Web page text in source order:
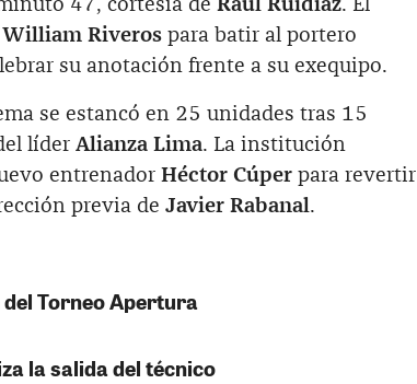
47, cortesía de Raúl Ruidíaz. El
William Riveros para batir al portero
su anotación frente a su exequipo.
se estancó en 25 unidades tras 15
líder Alianza Lima. La institución
entrenador Héctor Cúper para revertir
previa de Javier Rabanal .
Torneo Apertura
la salida del técnico